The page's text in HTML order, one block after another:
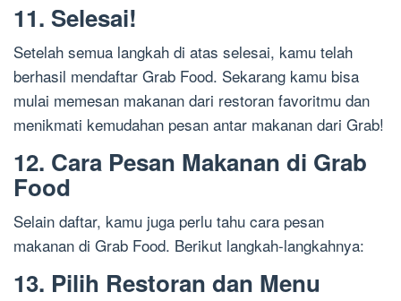
11. Selesai!
Setelah semua langkah di atas selesai, kamu telah
berhasil mendaftar Grab Food. Sekarang kamu bisa
mulai memesan makanan dari restoran favoritmu dan
menikmati kemudahan pesan antar makanan dari Grab!
12. Cara Pesan Makanan di Grab
Food
Selain daftar, kamu juga perlu tahu cara pesan
makanan di Grab Food. Berikut langkah-langkahnya:
13. Pilih Restoran dan Menu